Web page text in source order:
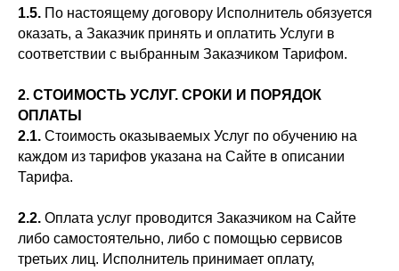
1.5. По настоящему договору Исполнитель обязуется
оказать, а Заказчик принять и оплатить Услуги в
соответствии с выбранным Заказчиком Тарифом.
2. СТОИМОСТЬ УСЛУГ. СРОКИ И ПОРЯДОК
ОПЛАТЫ
2.1. Стоимость оказываемых Услуг по обучению на
каждом из тарифов указана на Сайте в описании
Тарифа.
2.2. Оплата услуг проводится Заказчиком на Сайте
либо самостоятельно, либо с помощью сервисов
третьих лиц. Исполнитель принимает оплату,